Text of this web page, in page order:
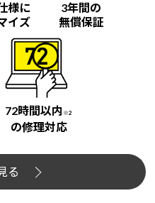
様に
イズ
3年間の
無償保証
72時間以内 ※2
の修理対応
る